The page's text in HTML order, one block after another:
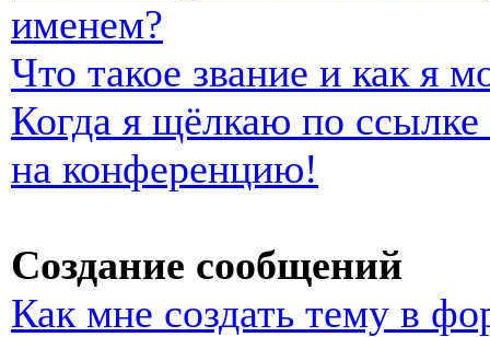
именем?
Что такое звание и как я
Когда я щёлкаю по
на конференцию!
Создание сообщений
Как мне создать тему в